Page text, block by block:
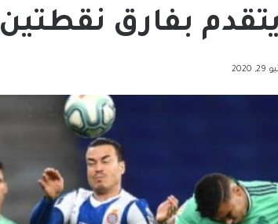
بفارق نقطتين
2020